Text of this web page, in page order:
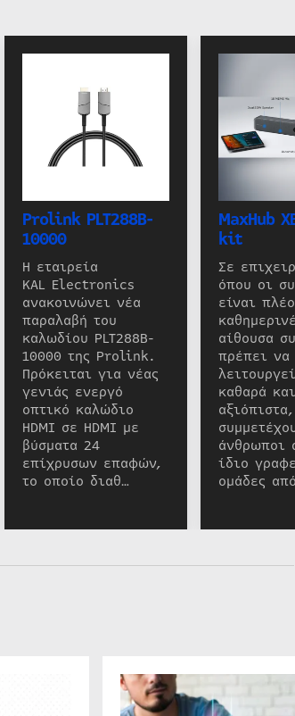
Prolink PLT288B-
10000
Η εταιρεία
KAL Electronics
ανακοινώνει νέα
παραλαβή του
καλωδίου PLT288B-
10000 της Prolink.
Πρόκειται για νέας
γενιάς ενεργό
οπτικό καλώδιο
HDMI σε HDMI με
βύσματα 24
επίχρυσων επαφών,
το οποίο διαθ…
MaxHub
kit
Σε
όπου οι
είναι
αίθουσα
πρέπει να
καθαρά και
άνθρωποι
ίδιο
ομάδες